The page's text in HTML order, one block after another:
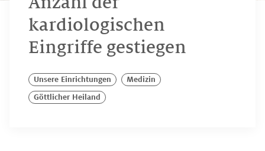
kardiologischen
Eingriffe gestiegen
Unsere Einrichtungen Medizin
Göttlicher Heiland